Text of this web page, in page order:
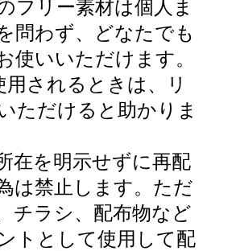
フリー素材は個人ま
問わず、どなたでも
使いいただけます。
用されるときは、リ
ただけると助かりま
在を明示せずに再配
は禁止します。ただ
チラシ、配布物など
トとして使用して配